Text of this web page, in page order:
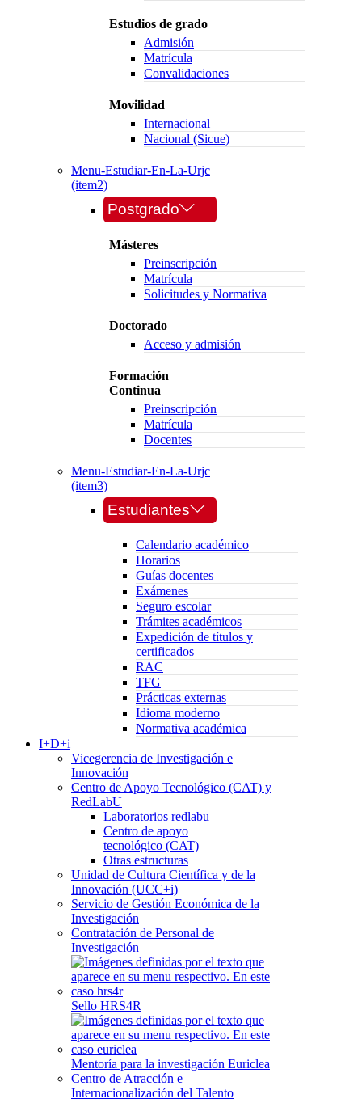
Estudios de grado
Admisión
Matrícula
Convalidaciones
Movilidad
Internacional
Nacional (Sicue)
Menu-Estudiar-En-La-Urjc
(item2)
Postgrado
Másteres
Preinscripción
Matrícula
Solicitudes y Normativa
Doctorado
Acceso y admisión
Formación
Continua
Preinscripción
Matrícula
Docentes
Menu-Estudiar-En-La-Urjc
(item3)
Estudiantes
Calendario académico
Horarios
Guías docentes
Exámenes
Seguro escolar
Trámites académicos
Expedición de títulos y
certificados
RAC
TFG
Prácticas externas
Idioma moderno
Normativa académica
I+D+i
Vicegerencia de Investigación e
Innovación
Centro de Apoyo Tecnológico (CAT) y
RedLabU
Laboratorios redlabu
Centro de apoyo
tecnológico (CAT)
Otras estructuras
Unidad de Cultura Científica y de la
Innovación (UCC+i)
Servicio de Gestión Económica de la
Investigación
Contratación de Personal de
Investigación
Sello HRS4R
Mentoría para la investigación Euriclea
Centro de Atracción e
Internacionalización del Talento